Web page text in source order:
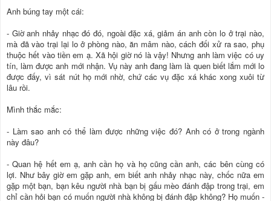
Anh búng tay một cái:
- Giờ anh nhảy nhạc đó đó, ngoài đặc xá, giảm án anh còn lo ở trại nào,
mà đã vào trại lại lo ở phòng nào, ăn mâm nào, cách đối xử ra sao, phụ
thuộc hết vào tiền em ạ. Xã hội giờ nó là vậy! Nhưng anh làm việc có uy
tín, làm được anh mới nhận. Vụ này anh đang làm là quen biết lắm mới lo
được đấy, vì sát nút họ mới nhờ, chứ các vụ đặc xá khác xong xuôi từ
lâu rồi.
Mình thắc mắc:
- Làm sao anh có thể làm được những việc đó? Anh có ở trong ngành
này đâu?
- Quan hệ hết em ạ, anh cần họ và họ cũng cần anh, các bên cùng có
lợi. Như bây giờ em gặp anh, em biết anh nhảy nhạc này, chốc nữa em
gặp một bạn, bạn kêu người nhà bạn bị gấu mèo đánh đập trong trại, em
chỉ cần hỏi bạn có muốn người nhà không bị đánh đập không? Họ muốn -